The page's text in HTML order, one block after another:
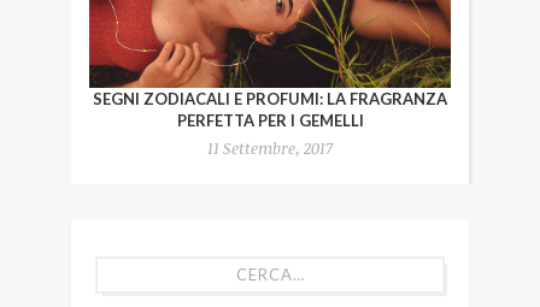
SEGNI ZODIACALI E PROFUMI: LA FRAGRANZA
PERFETTA PER I GEMELLI
11 Settembre, 2017
CERCA…